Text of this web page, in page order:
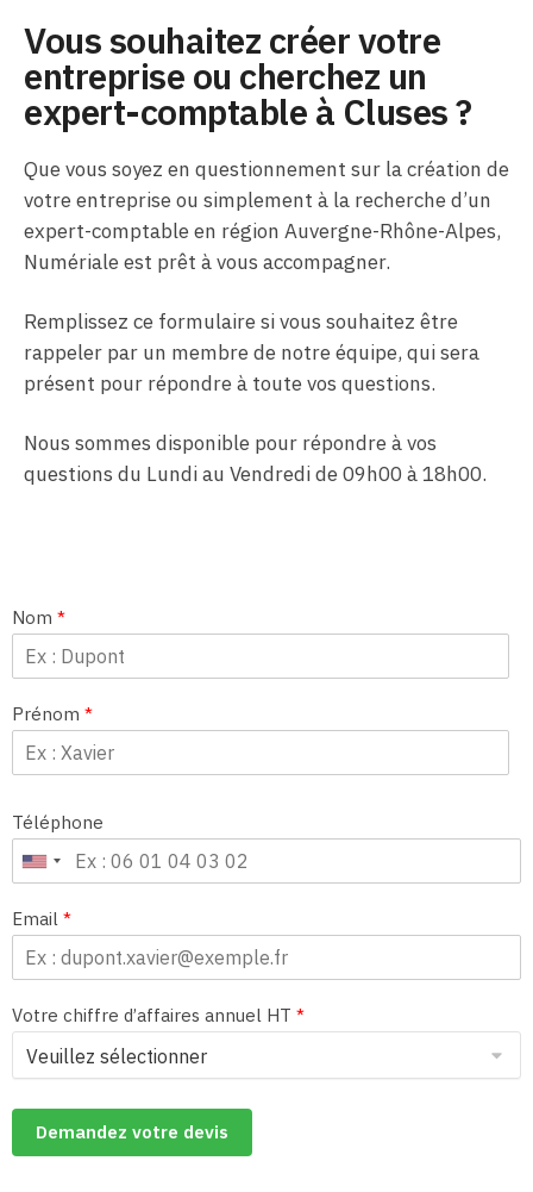
Vous souhaitez créer votre
entreprise ou cherchez un
expert-comptable à Cluses ?
Que vous soyez en questionnement sur la création de
votre entreprise ou simplement à la recherche d’un
expert-comptable en région Auvergne-Rhône-Alpes,
Numériale est prêt à vous accompagner.
Remplissez ce formulaire si vous souhaitez être
rappeler par un membre de notre équipe, qui sera
présent pour répondre à toute vos questions.
Nous sommes disponible pour répondre à vos
questions du Lundi au Vendredi de 09h00 à 18h00.
Nom *
Prénom *
Téléphone
Email *
Votre chiffre d’affaires annuel HT *
Demandez votre devis